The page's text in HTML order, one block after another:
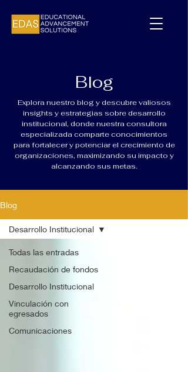
Blog
Explora nuestro blog y descubre valiosos
insights y estrategias sobre desarrollo
institucional, donde nuestra consultora
especializada comparte conocimientos
para fortalecer y potenciar el crecimiento de
organizaciones, maximizando su impacto y
alcanzando sus metas.
Blog
Todas las entradas
Recaudación de fondos
Desarrollo Institucional
Vinculación con
egresados
Comunicaciones
Desarrollo Institucional